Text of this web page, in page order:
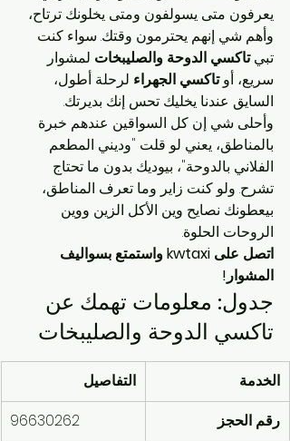
يعرفون متى يسولفون ومتى يخلونك ترتاح،
وأهم شي إنهم يحترمون وقتك. سواء كنت
تبي تاكسي الدوحة والصليبخات لمشوار
سريع، أو تاكسي الجهراء لرحلة أطول،
السايق عندنا يخليك تحس إنك بديرتك.
وأحلى شي إن كل السواقين عندهم خبرة
بالمناطق، يعني لو قلت "وديني المطعم
الفلاني بالدوحة"، بيوديك بدون ما تحتاج
تشرح. ولو كنت زاير وما تعرف المناطق،
بيعطونك نصايح وين الأكل الزين ووين
الروحات الحلوة.
اتصل على kwtaxi واستمتع بسواليف
المشوار!
جدول: معلومات تهمك عن
تاكسي الدوحة والصليبخات
الخدمة
التفاصيل
رقم الحجز
96630262